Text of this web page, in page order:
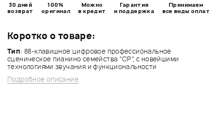
Коротко о товаре:
Тип: 88-клавишное цифровое профессиональное
сценическое пианино семейства "CP", с новейшими
технологиями звучания и функциональности
Подробное описание
30 дней
возврат
100%
оригинал
Можно
в кредит
Гарантия
и поддержка
Принимаем
все виды оплат